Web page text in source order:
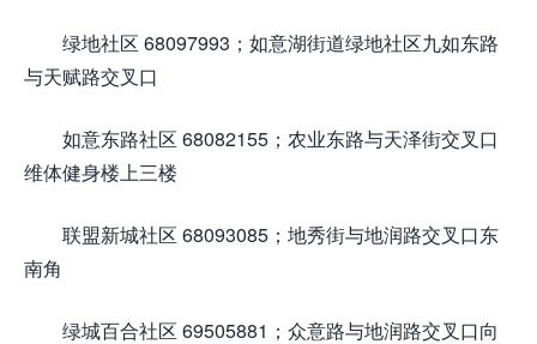
绿地社区 68097993；如意湖街道绿地社区九如东路
与天赋路交叉口
如意东路社区 68082155；农业东路与天泽街交叉口
维体健身楼上三楼
联盟新城社区 68093085；地秀街与地润路交叉口东
南角
绿城百合社区 69505881；众意路与地润路交叉口向